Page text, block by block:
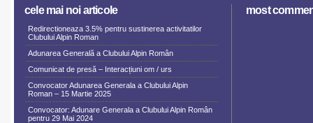
cele mai noi articole
Redirectioneaza 3.5% pentru sustinerea activitatilor
Clubului Alpin Roman
Adunarea Generală a Clubului Alpin Român
Comunicat de presă – Interacțiuni om / urs
Convocator Adunarea Generala a Clubului Alpin
Roman – 15 Martie 2025
Convocator: Adunare Generala a Clubului Alpin Român
pentru 29 Mai 2024
most